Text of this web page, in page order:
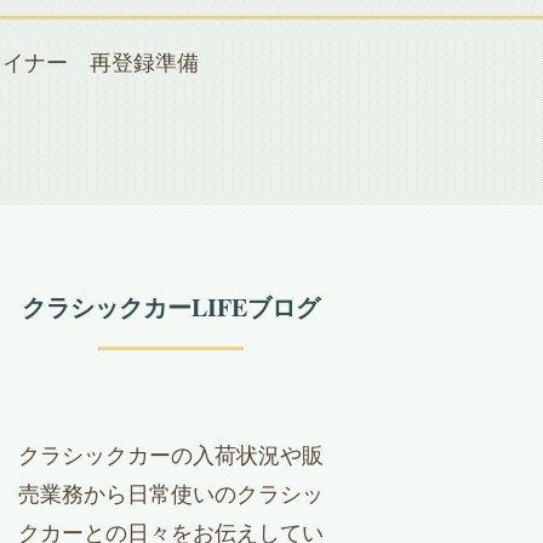
イナー 再登録準備
クラシックカーLIFEブログ
クラシックカーの入荷状況や販
売業務から日常使いのクラシッ
クカーとの日々をお伝えしてい